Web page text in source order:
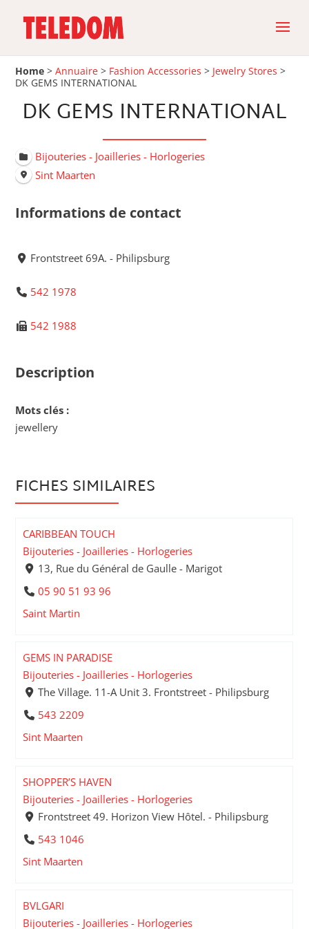
Home >Annuaire > Fashion Accessories > Jewelry Stores >
DK GEMS INTERNATIONAL
DK GEMS INTERNATIONAL
Bijouteries - Joailleries - Horlogeries
Sint Maarten
Informations de contact
Frontstreet 69A. - Philipsburg
542 1978
542 1988
Description
Mots clés :
jewellery
FICHES SIMILAIRES
CARIBBEAN TOUCH
Bijouteries - Joailleries - Horlogeries
13, Rue du Général de Gaulle - Marigot
05 90 51 93 96
Saint Martin
GEMS IN PARADISE
Bijouteries - Joailleries - Horlogeries
The Village. 11-A Unit 3. Frontstreet - Philipsburg
543 2209
Sint Maarten
SHOPPER’S HAVEN
Bijouteries - Joailleries - Horlogeries
Frontstreet 49. Horizon View Hôtel. - Philipsburg
543 1046
Sint Maarten
BVLGARI
Bijouteries - Joailleries - Horlogeries